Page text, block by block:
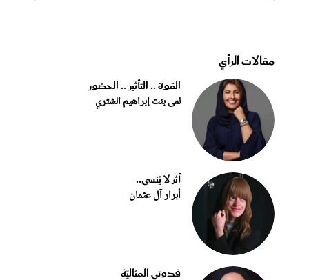
مقالات الرأي
القوة .. التأثير .. الحضور
لمى بنت إبراهيم الشثري
أثر لا يُنسى..
أبرار آل عثمان
قدوتي المثاليّة